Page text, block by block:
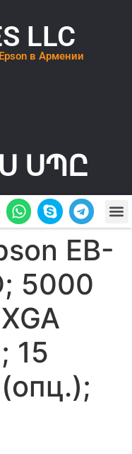
LLC
в Армении
ՍՊԸ
EB-
5000
15